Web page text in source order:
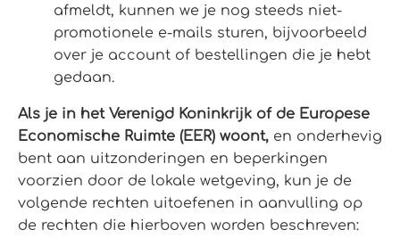
afmeldt, kunnen we je nog steeds niet-
promotionele e-mails sturen, bijvoorbeeld
over je account of bestellingen die je hebt
gedaan.
Als je in het Verenigd Koninkrijk of de Europese
Economische Ruimte (EER) woont, en onderhevig
bent aan uitzonderingen en beperkingen
voorzien door de lokale wetgeving, kun je de
volgende rechten uitoefenen in aanvulling op
de rechten die hierboven worden beschreven: